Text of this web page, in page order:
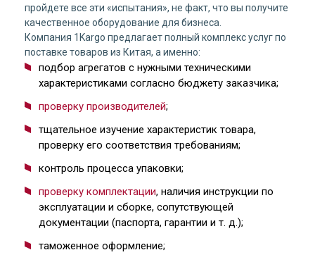
пройдете все эти «испытания», не факт, что вы получите
качественное оборудование для бизнеса.
Компания 1Kargo предлагает полный комплекс услуг по
поставке товаров из Китая, а именно:
подбор агрегатов с нужными техническими
характеристиками согласно бюджету заказчика;
проверку производителей;
тщательное изучение характеристик товара,
проверку его соответствия требованиям;
контроль процесса упаковки;
проверку комплектации, наличия инструкции по
эксплуатации и сборке, сопутствующей
документации (паспорта, гарантии и т. д.);
таможенное оформление;